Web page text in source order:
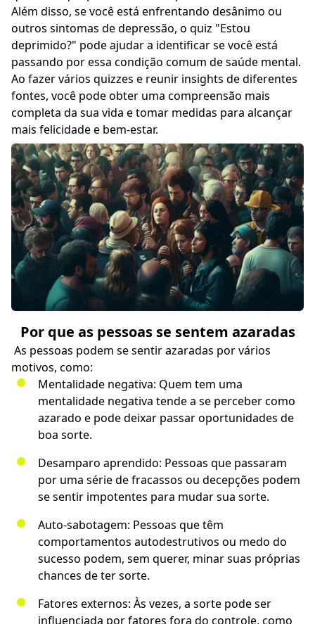
Além disso, se você está enfrentando desânimo ou
outros sintomas de depressão, o quiz "Estou
deprimido?" pode ajudar a identificar se você está
passando por essa condição comum de saúde mental.
Ao fazer vários quizzes e reunir insights de diferentes
fontes, você pode obter uma compreensão mais
completa da sua vida e tomar medidas para alcançar
mais felicidade e bem-estar.
Por que as pessoas se sentem azaradas
As pessoas podem se sentir azaradas por vários
motivos, como:
Mentalidade negativa: Quem tem uma
mentalidade negativa tende a se perceber como
azarado e pode deixar passar oportunidades de
boa sorte.
Desamparo aprendido: Pessoas que passaram
por uma série de fracassos ou decepções podem
se sentir impotentes para mudar sua sorte.
Auto-sabotagem: Pessoas que têm
comportamentos autodestrutivos ou medo do
sucesso podem, sem querer, minar suas próprias
chances de ter sorte.
Fatores externos: Às vezes, a sorte pode ser
influenciada por fatores fora do controle, como